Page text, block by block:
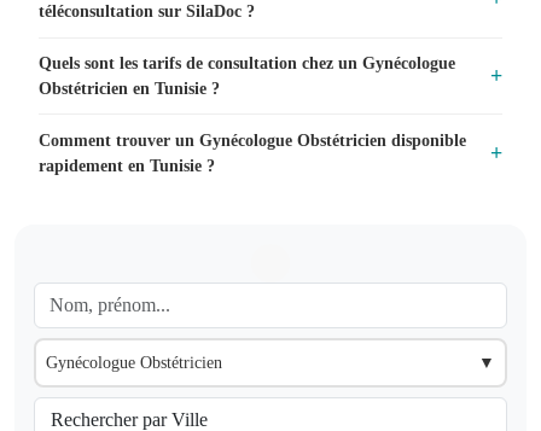
Gynécologue Obstétricien ▼
téléconsultation sur SilaDoc ?
Quels sont les tarifs de consultation chez un Gynécologue
Obstétricien en Tunisie ?
Comment trouver un Gynécologue Obstétricien disponible
rapidement en Tunisie ?